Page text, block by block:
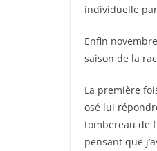
individuelle
Enfin
saison de la
La première
osé lui
tombereau de
pensant que